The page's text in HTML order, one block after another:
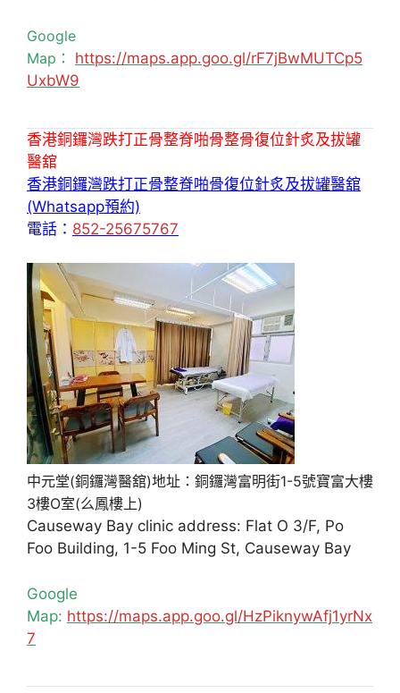
Google
Map： https://maps.app.goo.gl/rF7jBwMUTCp5
UxbW9
香港銅鑼灣跌打正骨整脊啪骨整骨復位針炙及拔罐
醫舘
香港銅鑼灣跌打正骨整脊啪骨復位針炙及拔罐醫舘
(Whatsapp預約)
電話： 852-25675767
中元堂(銅鑼灣醫舘)地址：銅鑼灣富明街1-5號寶富大樓
3樓O室(么鳳樓上)
Causeway Bay clinic address: Flat O 3/F, Po
Foo Building, 1-5 Foo Ming St, Causeway Bay
Google
Map: https://maps.app.goo.gl/HzPiknywAfj1yrNx
7